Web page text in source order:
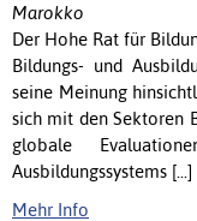
Marokko
Der Hohe Rat für
Bildungs- und
seine Meinung
sich mit den Sektoren
globale
Ausbildungssystems [...]
Mehr Info